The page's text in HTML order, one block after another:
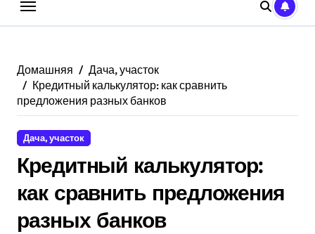
Домашняя
Дача, участок
Кредитный калькулятор: как сравнить
предложения разных банков
Дача, участок
Кредитный калькулятор:
как сравнить предложения
разных банков